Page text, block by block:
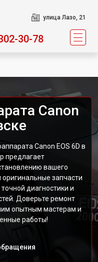
улица Лазо, 21
30-78
Canon
Canon EOS 6D в
предлагает
вашего
запчасти
диагностики и
Доверьте ремонт
опытным мастерам и
работы!